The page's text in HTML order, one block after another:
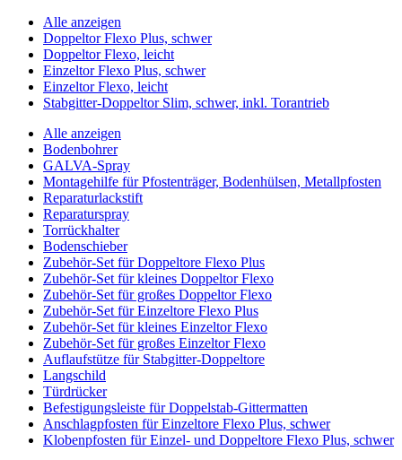
Alle anzeigen
Doppeltor Flexo Plus, schwer
Doppeltor Flexo, leicht
Einzeltor Flexo Plus, schwer
Einzeltor Flexo, leicht
Stabgitter-Doppeltor Slim, schwer, inkl. Torantrieb
Alle anzeigen
Bodenbohrer
GALVA-Spray
Montagehilfe für Pfostenträger, Bodenhülsen, Metallpfosten
Reparaturlackstift
Reparaturspray
Torrückhalter
Bodenschieber
Zubehör-Set für Doppeltore Flexo Plus
Zubehör-Set für kleines Doppeltor Flexo
Zubehör-Set für großes Doppeltor Flexo
Zubehör-Set für Einzeltore Flexo Plus
Zubehör-Set für kleines Einzeltor Flexo
Zubehör-Set für großes Einzeltor Flexo
Auflaufstütze für Stabgitter-Doppeltore
Langschild
Türdrücker
Befestigungsleiste für Doppelstab-Gittermatten
Anschlagpfosten für Einzeltore Flexo Plus, schwer
Klobenpfosten für Einzel- und Doppeltore Flexo Plus, schwer